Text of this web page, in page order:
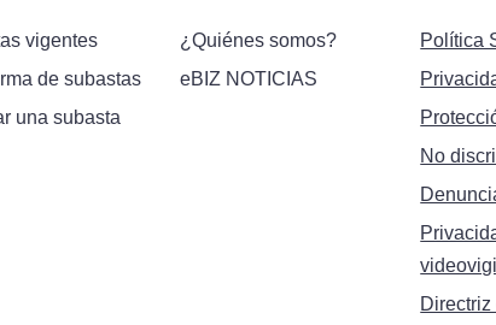
vigentes
de subastas
una subasta
¿Quiénes somos?
eBIZ NOTICIAS
Política
No